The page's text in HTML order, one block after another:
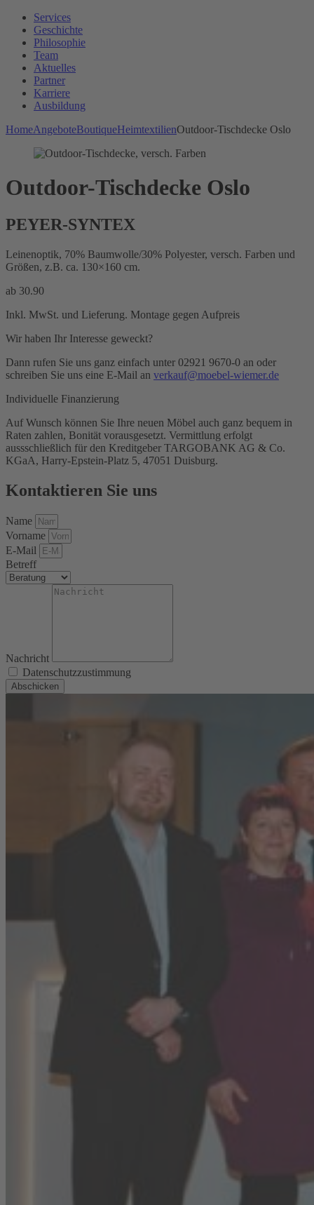
Services
Geschichte
Philosophie
Team
Aktuelles
Partner
Karriere
Ausbildung
HomeAngeboteBoutiqueHeimtextilienOutdoor-Tischdecke Oslo
Outdoor-Tischdecke Oslo
PEYER-SYNTEX
Leinenoptik, 70% Baumwolle/30% Polyester, versch. Farben und
Größen, z.B. ca. 130×160 cm.
ab 30.90
Inkl. MwSt. und Lieferung. Montage gegen Aufpreis
Wir haben Ihr Interesse geweckt?
Dann rufen Sie uns ganz einfach unter 02921 9670-0 an oder
schreiben Sie uns eine E-Mail an verkauf@moebel-wiemer.de
Individuelle Finanzierung
Auf Wunsch können Sie Ihre neuen Möbel auch ganz bequem in
Raten zahlen, Bonität vorausgesetzt. Vermittlung erfolgt
aussschließlich für den Kreditgeber TARGOBANK AG & Co.
KGaA, Harry-Epstein-Platz 5, 47051 Duisburg.
Kontaktieren Sie uns
Name
Vorname
E-Mail
Betreff
Nachricht
Datenschutzzustimmung
Abschicken